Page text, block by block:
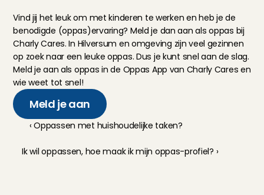
Vind jij het leuk om met kinderen te werken en heb je de
benodigde (oppas)ervaring? Meld je dan aan als oppas bij
Charly Cares. In Hilversum en omgeving zijn veel gezinnen
Meld je aan als oppas in de Oppas App van Charly Cares en
wie weet tot snel!
Meld je aan
‹ Oppassen met huishoudelijke taken?
Ik wil oppassen, hoe maak ik mijn oppas-profiel? ›